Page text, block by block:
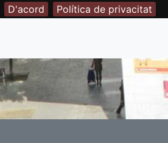
D'acord Política de privacitat